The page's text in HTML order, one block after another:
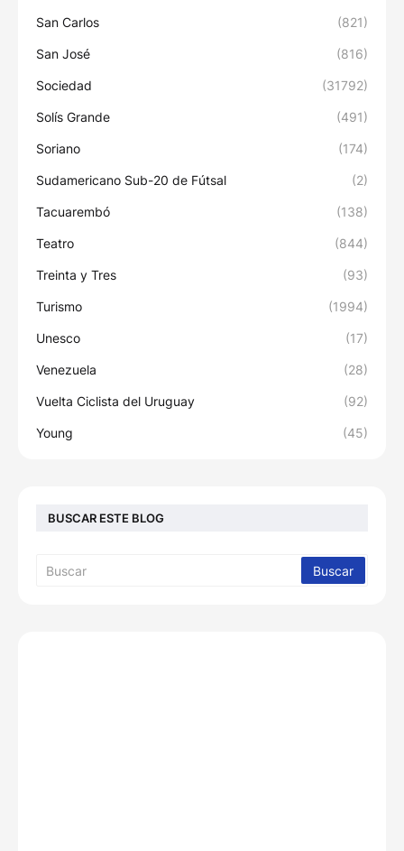
San Carlos (821)
San José (816)
Sociedad (31792)
Solís Grande (491)
Soriano (174)
Sudamericano Sub-20 de Fútsal (2)
Tacuarembó (138)
Teatro (844)
Treinta y Tres (93)
Turismo (1994)
Unesco (17)
Venezuela (28)
Vuelta Ciclista del Uruguay (92)
Young (45)
BUSCAR ESTE BLOG